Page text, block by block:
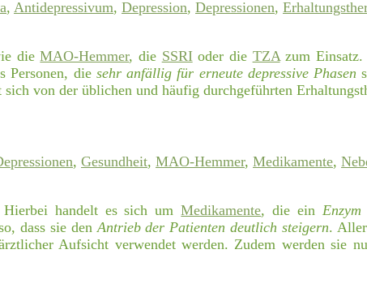
, Antidepressivum, Depression, Depressionen,
dieMAO-Hemmer, die SSRIoder die TZAzum
Personen, die sehr anfällig für erneute depressive Phasen
sich von der üblichen und häufig durchgeführten
, Gesundheit, MAO-Hemmer, Medikamente,
handelt es sich umMedikamente, die ein
dass sie denAntrieb der Patienten deutlich steigern.
Aufsicht verwendet werden. Zudem werden sie